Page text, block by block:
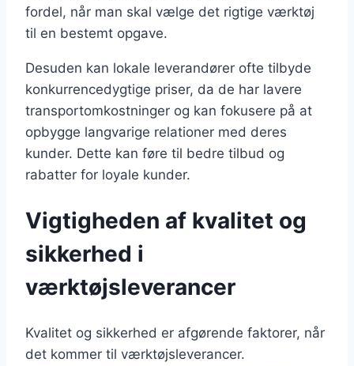
fordel, når man skal vælge det rigtige værktøj
til en bestemt opgave.
Desuden kan lokale leverandører ofte tilbyde
konkurrencedygtige priser, da de har lavere
transportomkostninger og kan fokusere på at
opbygge langvarige relationer med deres
kunder. Dette kan føre til bedre tilbud og
rabatter for loyale kunder.
Vigtigheden af kvalitet og
sikkerhed i
værktøjsleverancer
Kvalitet og sikkerhed er afgørende faktorer, når
det kommer til værktøjsleverancer.